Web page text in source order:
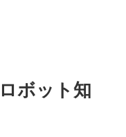
ボット知